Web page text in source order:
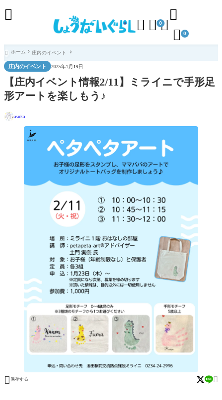
  0

 0

 ホーム 庄内のイベント
庄内のイベント 2025年1月19日
【庄内イベント情報2/11】ミライニで手形足
形アートを楽しもう♪
asuka
 保存する 